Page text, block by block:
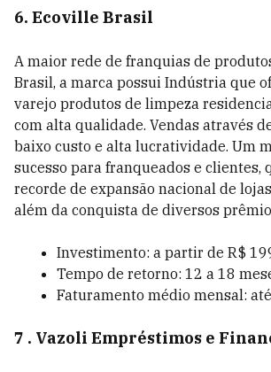
6. Ecoville Brasil
A maior rede de franquias de
Brasil, a marca possui Indústria que
varejo produtos de limpeza
com alta qualidade. Vendas através
baixo custo e alta lucratividade. Um
sucesso para franqueados e clientes,
recorde de expansão nacional de
além da conquista de diversos
Investimento: a partir de R$
Tempo de retorno: 12 a 18
Faturamento médio mensal:
7 . Vazoli Empréstimos e